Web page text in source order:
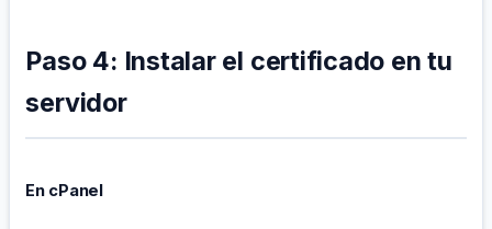
Paso 4: Instalar el certificado en tu
servidor
En cPanel